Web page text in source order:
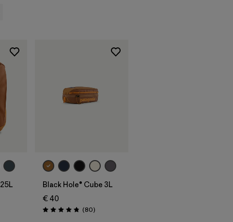
Black Hole® Cube 3L
€ 40
Valutazione: 4.8 / 5
(80Recensioni
)